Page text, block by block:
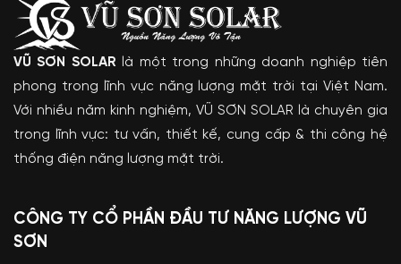
VŨ SƠN SOLAR là một trong những doanh nghiệp tiên
phong trong lĩnh vực năng lượng mặt trời tại Việt Nam.
Với nhiều năm kinh nghiệm, VŨ SƠN SOLAR là chuyên gia
trong lĩnh vực: tư vấn, thiết kế, cung cấp & thi công hệ
thống điện năng lượng mặt trời.
CÔNG TY CỔ PHẦN ĐẦU TƯ NĂNG LƯỢNG VŨ
SƠN